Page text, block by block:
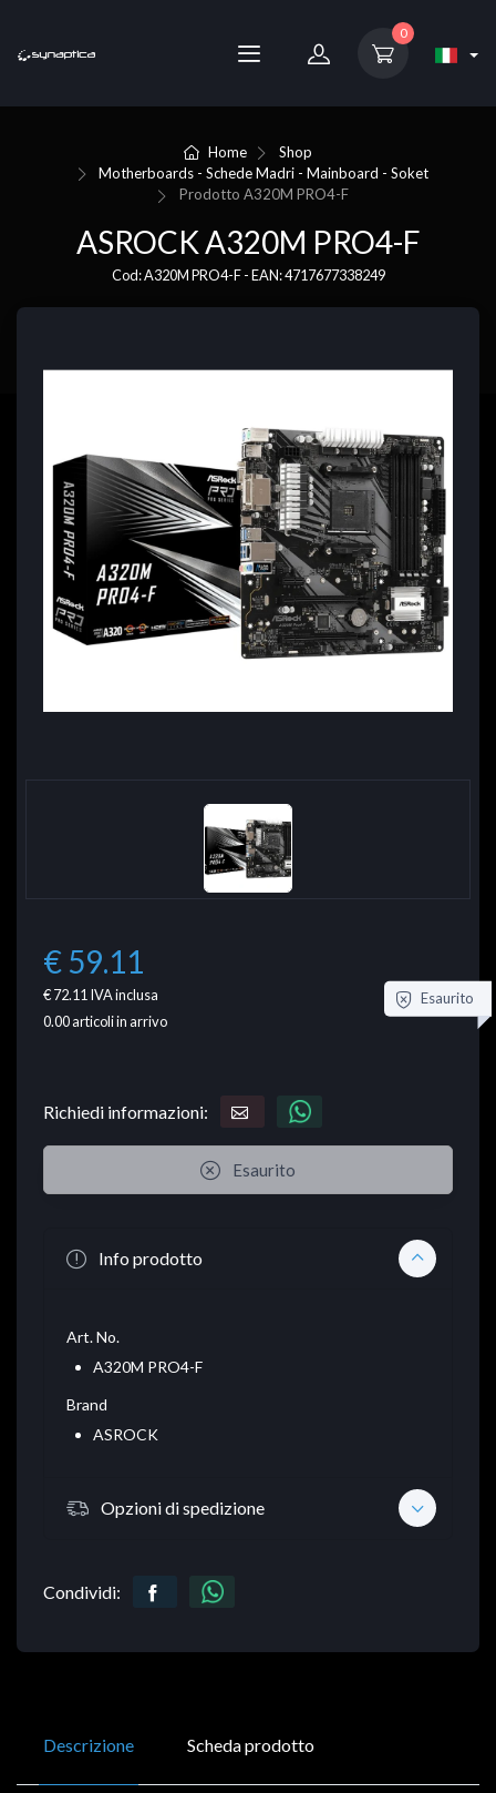
0
Home
Shop
Motherboards - Schede Madri - Mainboard - Soket
Prodotto A320M PRO4-F
ASROCK A320M PRO4-F
Cod: A320M PRO4-F - EAN: 4717677338249
€ 59.11
€ 72.11 IVA inclusa
0.00articoli in arrivo
Esaurito
Richiedi informazioni:
Esaurito
Info prodotto
Art. No.
A320M PRO4-F
Brand
ASROCK
Opzioni di spedizione
Condividi:
Descrizione Scheda prodotto